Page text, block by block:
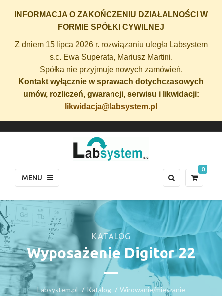
INFORMACJA O ZAKOŃCZENIU DZIAŁALNOŚCI W
FORMIE SPÓŁKI CYWILNEJ
Z dniem 15 lipca 2026 r. rozwiązaniu uległa Labsystem
s.c. Ewa Superata, Mariusz Martini.
Spółka nie przyjmuje nowych zamówień.
Kontakt wyłącznie w sprawach dotychczasowych
umów, rozliczeń, gwarancji, serwisu i likwidacji:
likwidacja@labsystem.pl
0
MENU
KATALOG
Wyposażenie Digitor 22
Labsystem.pl Katalog
Wirowanie/mieszanie